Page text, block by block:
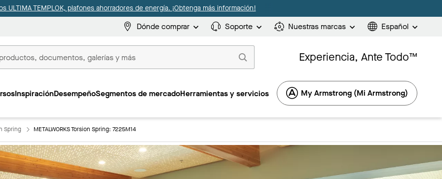
ULTIMA TEMPLOK, plafones ahorradores de energía. ¡Obtenga más información!
Dónde comprar Soporte Nuestras marcas Español
Experiencia, Ante Todo™
InspiraciónDesempeñoSegmentos de mercadoHerramientas y servicios My Armstrong (Mi Armstrong)
Spring METALWORKS Torsion Spring: 7225M14